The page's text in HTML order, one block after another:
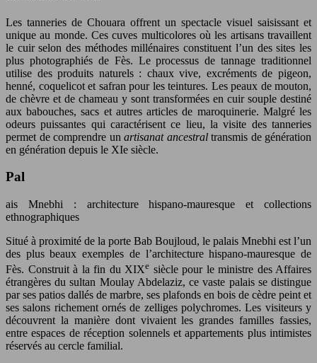
Les tanneries de Chouara offrent un spectacle visuel saisissant et
unique au monde. Ces cuves multicolores où les artisans travaillent
le cuir selon des méthodes millénaires constituent l’un des sites les
plus photographiés de Fès. Le processus de tannage traditionnel
utilise des produits naturels : chaux vive, excréments de pigeon,
henné, coquelicot et safran pour les teintures. Les peaux de mouton,
de chèvre et de chameau y sont transformées en cuir souple destiné
aux babouches, sacs et autres articles de maroquinerie. Malgré les
odeurs puissantes qui caractérisent ce lieu, la visite des tanneries
permet de comprendre un artisanat ancestraltransmis de génération
en génération depuis le XIe siècle.
Pal
ais Mnebhi : architecture hispano-mauresque et collections
ethnographiques
Situé à proximité de la porte Bab Boujloud, le palais Mnebhi est l’un
des plus beaux exemples de l’architecture hispano-mauresque de
Fès. Construit à la fin du XIXe siècle pour le ministre des Affaires
étrangères du sultan Moulay Abdelaziz, ce vaste palais se distingue
par ses patios dallés de marbre, ses plafonds en bois de cèdre peint et
ses salons richement ornés de zelliges polychromes. Les visiteurs y
découvrent la manière dont vivaient les grandes familles fassies,
entre espaces de réception solennels et appartements plus intimistes
réservés au cercle familial.